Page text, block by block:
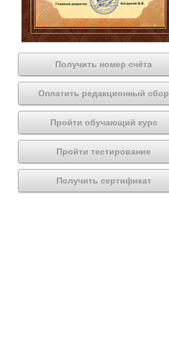
Получить номер счёта
Оплатить редакционный сбор
Пройти обучающий курс
Пройти тестирование
Получить сертификат